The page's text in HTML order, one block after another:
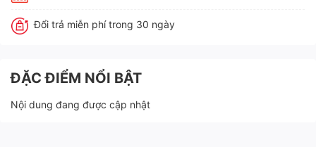
Đổi trả miễn phí trong 30 ngày
ĐẶC ĐIỂM NỔI BẬT
Nội dung đang được cập nhật